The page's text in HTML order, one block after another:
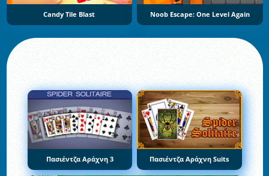
Candy Tile Blast Noob Escape: One Level Again
Πασιέντζα Αράχνη 3 Πασιέντζα Αράχνη Suits